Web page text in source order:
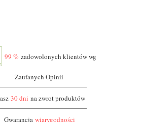
99 % zadowolonych klientów wg
Zaufanych Opinii
30 dni na zwrot produktów
Gwarancjawiarygodności